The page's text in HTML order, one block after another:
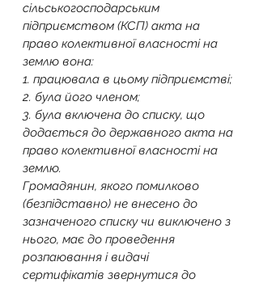
сільськогосподарським
підприємством (КСП) акта на
право колективної власності на
землю вона:
1️. працювала в цьому підприємстві;
2️. була його членом;
3️. була включена до списку, що
додається до державного акта на
право колективної власності на
землю.
Громадянин, якого помилково
(безпідставно) не внесено до
зазначеного списку чи виключено з
нього, має до проведення
розпаювання і видачі
сертифікатів звернутися до